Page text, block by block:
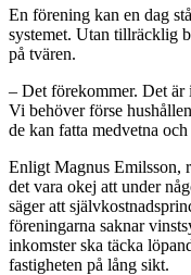
En förening kan en dag
systemet. Utan tillräcklig
på tvären.
– Det förekommer. Det är
Vi behöver förse
de kan fatta medvetna
Enligt Magnus Emilsson,
det vara okej att under
säger att
föreningarna saknar
inkomster ska täcka
fastigheten på lång sikt.